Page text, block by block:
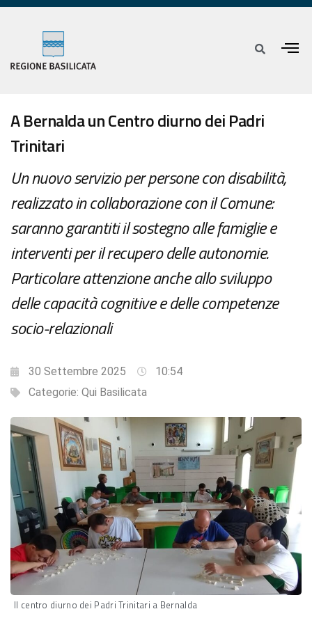
A Bernalda un Centro diurno dei Padri
Trinitari
Un nuovo servizio per persone con disabilità,
realizzato in collaborazione con il Comune:
saranno garantiti il sostegno alle famiglie e
interventi per il recupero delle autonomie.
Particolare attenzione anche allo sviluppo
delle capacità cognitive e delle competenze
socio-relazionali
30 Settembre 2025
10:54
Categorie: Qui Basilicata
Il centro diurno dei Padri Trinitari a Bernalda